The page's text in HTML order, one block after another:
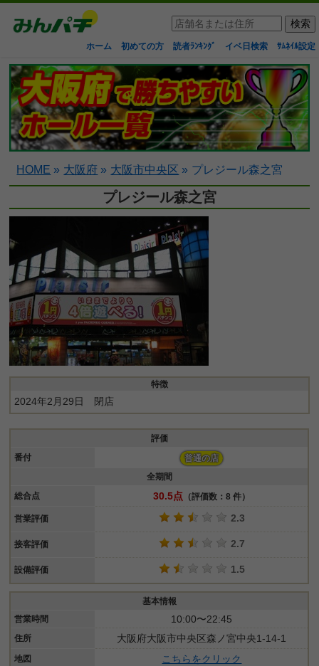
ホーム 初めての方 読者ﾗﾝｷﾝｸﾞ イベ日検索 ｻﾑﾈｲﾙ設定
HOME » 大阪府 » 大阪市中央区 » プレジール森之宮
プレジール森之宮
特徴
2024年2月29日 閉店
評価
番付
普通の店
全期間
総合点
30.5点 （評価数：8 件）
営業評価 2.3
接客評価 2.7
設備評価 1.5
基本情報
営業時間
10:00〜22:45
住所 大阪府大阪市中央区森ノ宮中央1-14-1
地図 こちらをクリック